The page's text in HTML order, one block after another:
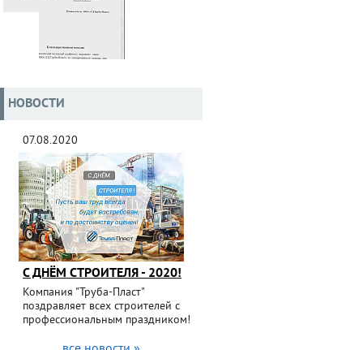
НОВОСТИ
07.08.2020
С ДНЁМ СТРОИТЕЛЯ - 2020!
Компания "Труба-Пласт"
поздравляет всех строителей с
профессиональным праздником!